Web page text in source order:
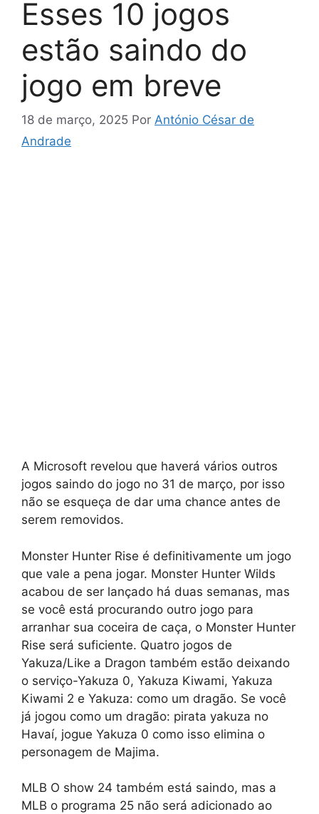
Esses 10 jogos
estão saindo do
jogo em breve
18 de março, 2025 Por António César de
Andrade
A Microsoft revelou que haverá vários outros
jogos saindo do jogo no 31 de março, por isso
não se esqueça de dar uma chance antes de
serem removidos.
Monster Hunter Rise é definitivamente um jogo
que vale a pena jogar. Monster Hunter Wilds
acabou de ser lançado há duas semanas, mas
se você está procurando outro jogo para
arranhar sua coceira de caça, o Monster Hunter
Rise será suficiente. Quatro jogos de
Yakuza/Like a Dragon também estão deixando
o serviço-Yakuza 0, Yakuza Kiwami, Yakuza
Kiwami 2 e Yakuza: como um dragão. Se você
já jogou como um dragão: pirata yakuza no
Havaí, jogue Yakuza 0 como isso elimina o
personagem de Majima.
MLB O show 24 também está saindo, mas a
MLB o programa 25 não será adicionado ao